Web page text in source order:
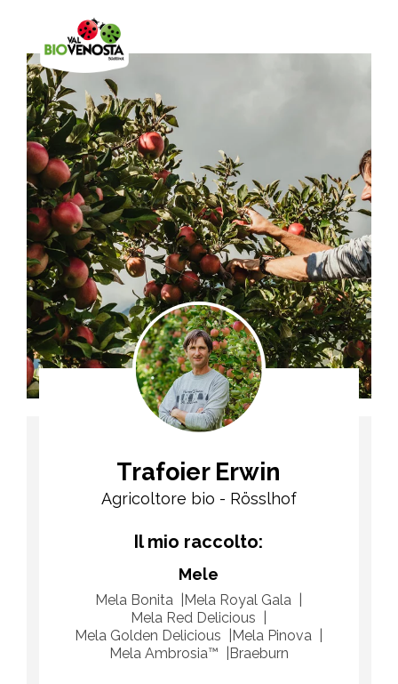
Trafoier Erwin
Agricoltore bio - Rösslhof
Il mio raccolto:
Mele
Mela Bonita
Mela Royal Gala
Mela Red Delicious
Mela Golden Delicious
Mela Pinova
​Mela Ambrosia™
Braeburn